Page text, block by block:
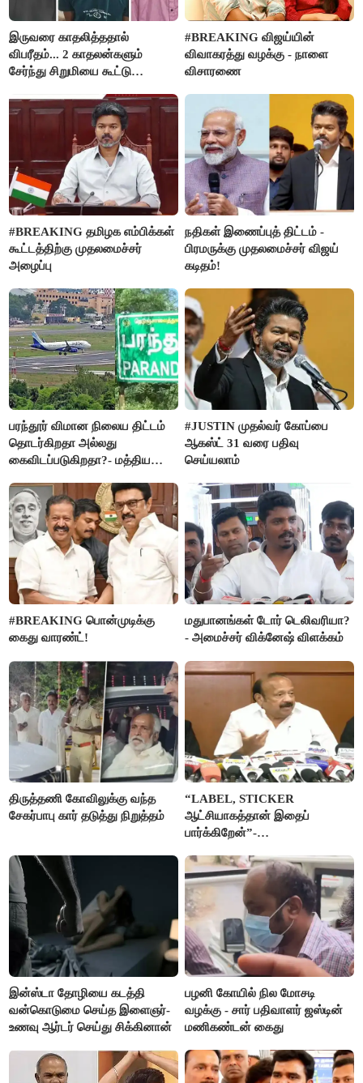
இருவரை காதலித்ததால்
விபரீதம்... 2 காதலன்களும்
சேர்ந்து சிறுமியை கூட்டு
செய்த கொடூரம்
#BREAKING விஜய்யின்
விவாகரத்து வழக்கு - நாளை
விசாரணை
#BREAKING தமிழக எம்பிக்கள்
கூட்டத்திற்கு முதலமைச்சர்
அழைப்பு
நதிகள் இணைப்புத் திட்டம் -
பிரமருக்கு முதலமைச்சர் விஜய்
கடிதம்!
பரந்தூர் விமான நிலைய திட்டம்
தொடர்கிறதா அல்லது
கைவிடப்படுகிறதா?- மத்திய
#JUSTIN முதல்வர் கோப்பை
ஆகஸ்ட் 31 வரை பதிவு
செய்யலாம்
#BREAKING பொன்முடிக்கு
கைது வாரண்ட்!
மதுபானங்கள் டோர் டெலிவரியா?
- அமைச்சர் விக்னேஷ் விளக்கம்
திருத்தணி கோவிலுக்கு வந்த
சேகர்பாபு கார் தடுத்து நிறுத்தம்
“LABEL, STICKER
ஆட்சியாகத்தான் இதைப்
பார்க்கிறேன்”-
இன்ஸ்டா தோழியை கடத்தி
வன்கொடுமை செய்த இளைஞர்-
உணவு ஆர்டர் செய்து சிக்கினான்
பழனி கோயில் நில மோசடி
வழக்கு - சார் பதிவாளர் ஜஸ்டின்
மணிகண்டன் கைது